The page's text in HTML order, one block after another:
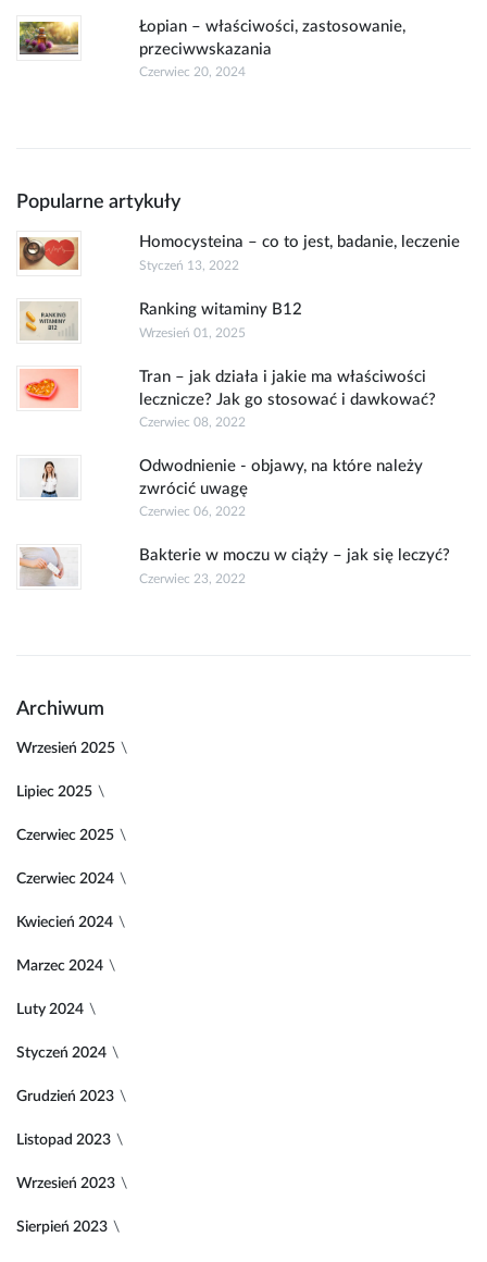
Łopian – właściwości, zastosowanie,
przeciwwskazania
Czerwiec 20, 2024
Popularne artykuły
Homocysteina – co to jest, badanie, leczenie
Styczeń 13, 2022
Ranking witaminy B12
Wrzesień 01, 2025
Tran – jak działa i jakie ma właściwości
lecznicze? Jak go stosować i dawkować?
Czerwiec 08, 2022
Odwodnienie - objawy, na które należy
zwrócić uwagę
Czerwiec 06, 2022
Bakterie w moczu w ciąży – jak się leczyć?
Czerwiec 23, 2022
Archiwum
Wrzesień 2025
Lipiec 2025
Czerwiec 2025
Czerwiec 2024
Kwiecień 2024
Marzec 2024
Luty 2024
Styczeń 2024
Grudzień 2023
Listopad 2023
Wrzesień 2023
Sierpień 2023